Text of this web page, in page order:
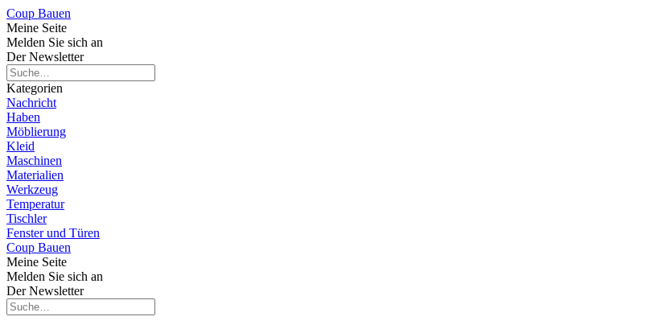
Coup Bauen
Meine Seite
Melden Sie sich an
Der Newsletter
Kategorien
Nachricht
Haben
Möblierung
Kleid
Maschinen
Materialien
Werkzeug
Temperatur
Tischler
Fenster und Türen
Coup Bauen
Meine Seite
Melden Sie sich an
Der Newsletter